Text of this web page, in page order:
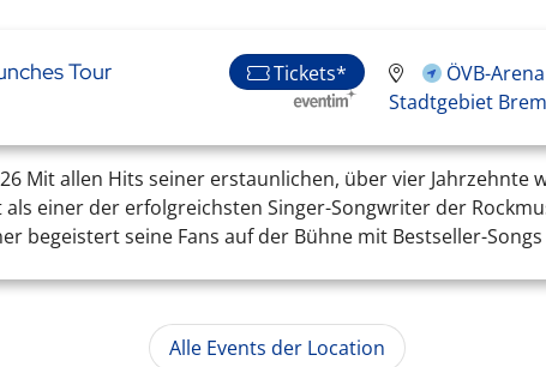
Tour Tickets*
ÖVB-
Stadtgebiet
Mit allen Hits seiner erstaunlichen, über vier
einer der erfolgreichsten Singer-Songwriter der
begeistert seine Fans auf der Bühne mit Bestseller-Songs
Alle Events der Location